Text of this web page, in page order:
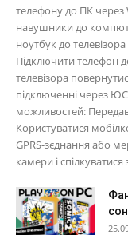
телефону до ПК через
навушники до
ноутбук до
Підключити телефон
телевізора
підключенні через
можливостей:
Користуватися
GPRS-зєднання або
камери і